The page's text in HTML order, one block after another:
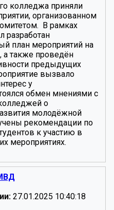
колледжа приняли
организованном
В рамках
разработан
план мероприятий на
также проведён
предыдущих
вызвало
у
обмен мнениями с
о
молодёжной
рекомендации по
к участию в
мероприятиях.
27.01.2025 10:40:18